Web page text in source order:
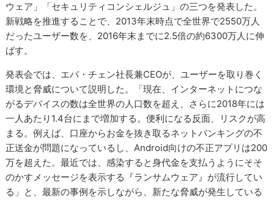
ウェア」「セキュリティコンシェルジュ」の三つを発表した。
新戦略を推進することで、2013年末時点で全世界で2550万人
だったユーザー数を、2016年末までに2.5倍の約6300万人に伸
ばす。
発表会では、エバ・チェン社長兼CEOが、ユーザーを取り巻く
環境と脅威について説明した。「現在、インターネットにつな
がるデバイスの数は全世界の人口数を超え、さらに2018年には
一人あたり1.4台にまで増加する。便利になる反面、リスクが高
まる。例えば、口座からお金を抜き取るネットバンキングの不
正送金が問題になっているし、Android向けの不正アプリは200
万を超えた。最近では、感染すると身代金を支払うようにそそ
のかすメッセージを表示する『ランサムウェア』が流行してい
る」と、最新の事例を示しながら、新たな脅威が発生している